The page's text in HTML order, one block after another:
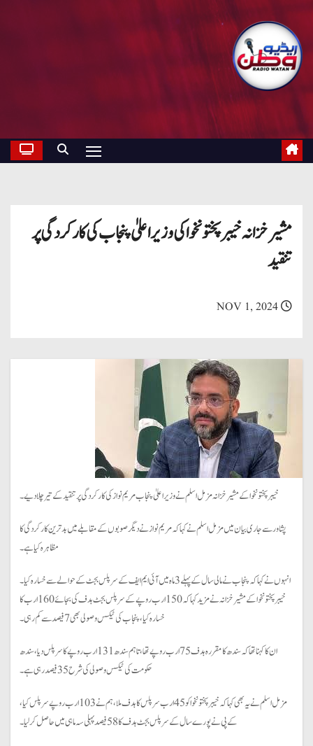
مشیر خزانہ خیبر پختونخوا کی وزیراعلیٰ پنجاب کی کارکردگی پر
تنقید
NOV 1, 2024
خیبر پختونخوا کے مشیر خزانہ مزمل اسلم نے وزیراعلیٰ پنجاب مریم نواز کی کارکردگی پر تنقید کے تیر چلادیے۔
پشاور سے جاری بیان میں مزمل اسلم نے کہا کہ مریم نواز نے دیگر صوبوں کے مقابلے میں بدترین کارکردگی کا
مظاہرہ کیا ہے۔
انہوں نے کہا کہ پنجاب نےمالی سال کے پہلے 3 ماہ میں آئی ایم ایف کے سرپلس بجٹ کےحوالے سےخسارہ کیا۔
خیبر پختونخوا کے مشیر خزانہ نے مزید کہا کہ 150 ارب روپے کے سرپلس بجٹ ہدف کی بجائے 160 ارب کا
خسارہ کیا، پنجاب کی ٹیکس وصولی بھی 7 فیصد سے کم رہی۔
ان کا کہنا تھا کہ سندھ کا مقررہ ہدف 75 ارب روپے تھا، تاہم سندھ 131 ارب روپے کا سرپلس دیا، سندھ
حکومت کی ٹیکس وصولی کی شرح 35 فیصد رہی ہے۔
مزمل اسلم نے یہ بھی کہا کہ خیبرپختونخوا کو 45 ارب سرپلس کا ہدف ملا، ہم نے 103 ارب روپے سرپلس کیا،
کے پی نے پورے سال کے سرپلس بجٹ ہدف کا 58 فیصد پہلی سہ ماہی میں حاصل کرلیا۔